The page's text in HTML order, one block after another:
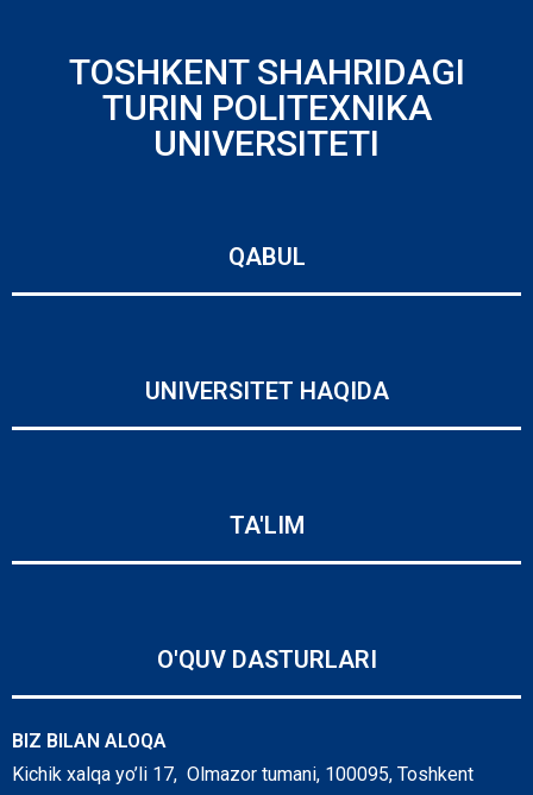
TOSHKENT SHAHRIDAGI
TURIN POLITEXNIKA
UNIVERSITETI
QABUL
UNIVERSITET HAQIDA
TA'LIM
O'QUV DASTURLARI
BIZ BILAN ALOQA
Kichik xalqa yo’li 17, Olmazor tumani, 100095, Toshkent